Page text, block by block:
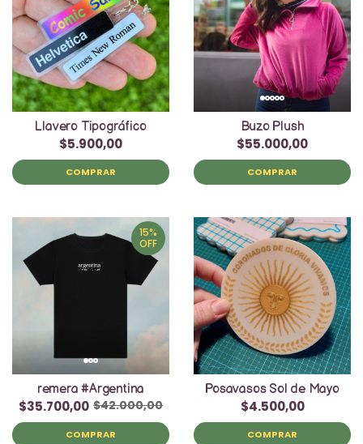
Llavero Tipográfico
$5.900,00
COMPRAR
Buzo Plush
$55.000,00
COMPRAR
15%
OFF
remera #Argentina
$35.700,00 $42.000,00
COMPRAR
Posavasos Sol de Mayo
$4.500,00
COMPRAR